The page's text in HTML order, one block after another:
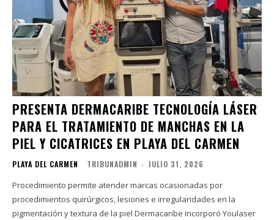
PRESENTA DERMACARIBE TECNOLOGÍA LÁSER
PARA EL TRATAMIENTO DE MANCHAS EN LA
PIEL Y CICATRICES EN PLAYA DEL CARMEN
PLAYA DEL CARMEN TRIBUNADMIN - JULIO 31, 2026
Procedimiento permite atender marcas ocasionadas por
procedimientos quirúrgicos, lesiones e irregularidades en la
pigmentación y textura de la piel Dermacaribe incorporó Youlaser